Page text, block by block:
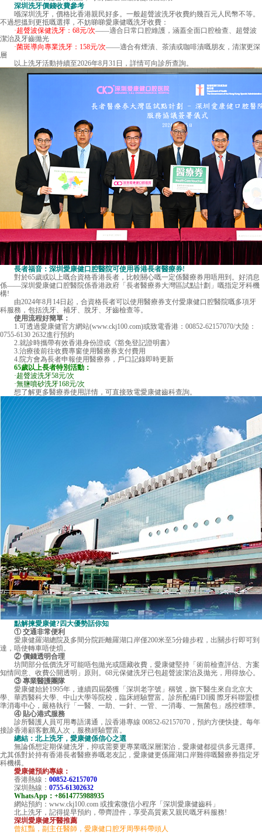
深圳洗牙價錢收費參考
喺深圳洗牙，價格比香港親民好多。一般超聲波洗牙收費約幾百元人民幣不等。
不過想搵到更抵嘅選擇，不妨睇睇愛康健嘅洗牙收費：
·超聲波保健洗牙：68元/次——適合日常口腔維護，涵蓋全面口腔檢查、超聲波
潔治及牙齒拋光
·菌斑導向專業洗牙：158元/次——適合有煙漬、茶漬或咖啡漬嘅朋友，清潔更深
層
以上洗牙活動持續至2026年8月31日，詳情可向診所查詢。
長者福音：深圳愛康健口腔醫院可使用香港長者醫療券!
對於65歲或以上嘅合資格香港長者，比較關心嘅一定係醫療券用唔用到。好消息
係——深圳愛康健口腔醫院係香港政府「長者醫療券大灣區試點計劃」嘅指定牙科機
構!
由2024年8月14日起，合資格長者可以使用醫療券支付愛康健口腔醫院嘅多項牙
科服務，包括洗牙、補牙、脫牙、牙齒檢查等。
使用流程好簡單：
1.可透過愛康健官方網站(www.ckj100.com)或致電香港：00852-62157070/大陸：
0755-6130 2632進行預約
2.就診時攜帶有效香港身份證或《豁免登記證明書》
3.治療後前往收費專窗使用醫療券支付費用
4.院方會為長者申報使用醫療券，戶口記錄即時更新
65歲以上長者特別活動：
·超聲波洗牙58元/次
·無鹽噴砂洗牙168元/次
想了解更多醫療券使用詳情，可直接致電愛康健齒科查詢。
點解揀愛康健?四大優勢話你知
① 交通非常便利
愛康健羅湖總院及多間分院距離羅湖口岸僅200米至5分鐘步程，出關步行即可到
達，唔使轉車唔使煩。
② 價錢透明合理
坊間部分低價洗牙可能唔包拋光或隱藏收費，愛康健堅持「術前檢查評估、方案
知情同意、收費公開透明」原則。68元保健洗牙已包超聲波潔治及拋光，用得放心。
③ 專業醫護團隊
愛康健始於1995年，連續四屆榮獲「深圳老字號」稱號，旗下醫生來自北京大
學、華西醫科大學、中山大學等院校，臨床經驗豐富。診所配備FDI國 際牙科聯盟標
準消毒中心，嚴格執行「一醫、一助、一針、一管、一消毒、一無菌包」感控標準。
④ 貼心港式服務
診所醫護人員可用粵語溝通，設香港專線 00852-62157070，預約方便快捷。每年
接診香港顧客數萬人次，服務經驗豐富。
總結：北上洗牙，愛康健係信心之選
無論係想定期保健洗牙，抑或需要更專業嘅深層潔治，愛康健都提供多元選擇。
尤其係對於持有香港長者醫療券嘅老友記，愛康健更係羅湖口岸難得嘅醫療券指定牙
科機構。
愛康健預約專線：
香港熱線： 00852-62157070
深圳熱線： 0755-61302632
WhatsApp：+8614775988935
網站預約：www.ckj100.com 或搜索微信小程序「深圳愛康健齒科」
北上洗牙，記得提早預約，帶齊證件，享受高質素又親民嘅牙科服務!
深圳愛康健牙醫推薦
曾紅豔，副主任醫師，愛康健口腔牙周學科帶頭人